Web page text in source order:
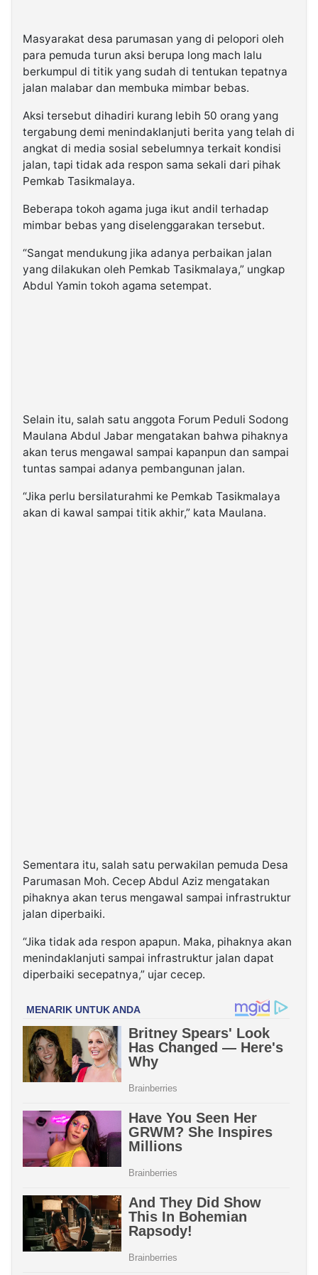
Masyarakat desa parumasan yang di pelopori oleh
para pemuda turun aksi berupa long mach lalu
berkumpul di titik yang sudah di tentukan tepatnya
jalan malabar dan membuka mimbar bebas.
Aksi tersebut dihadiri kurang lebih 50 orang yang
tergabung demi menindaklanjuti berita yang telah di
angkat di media sosial sebelumnya terkait kondisi
jalan, tapi tidak ada respon sama sekali dari pihak
Pemkab Tasikmalaya.
Beberapa tokoh agama juga ikut andil terhadap
mimbar bebas yang diselenggarakan tersebut.
“Sangat mendukung jika adanya perbaikan jalan
yang dilakukan oleh Pemkab Tasikmalaya,” ungkap
Abdul Yamin tokoh agama setempat.
Selain itu, salah satu anggota Forum Peduli Sodong
Maulana Abdul Jabar mengatakan bahwa pihaknya
akan terus mengawal sampai kapanpun dan sampai
tuntas sampai adanya pembangunan jalan.
“Jika perlu bersilaturahmi ke Pemkab Tasikmalaya
akan di kawal sampai titik akhir,” kata Maulana.
Sementara itu, salah satu perwakilan pemuda Desa
Parumasan Moh. Cecep Abdul Aziz mengatakan
pihaknya akan terus mengawal sampai infrastruktur
jalan diperbaiki.
“Jika tidak ada respon apapun. Maka, pihaknya akan
menindaklanjuti sampai infrastruktur jalan dapat
diperbaiki secepatnya,” ujar cecep.